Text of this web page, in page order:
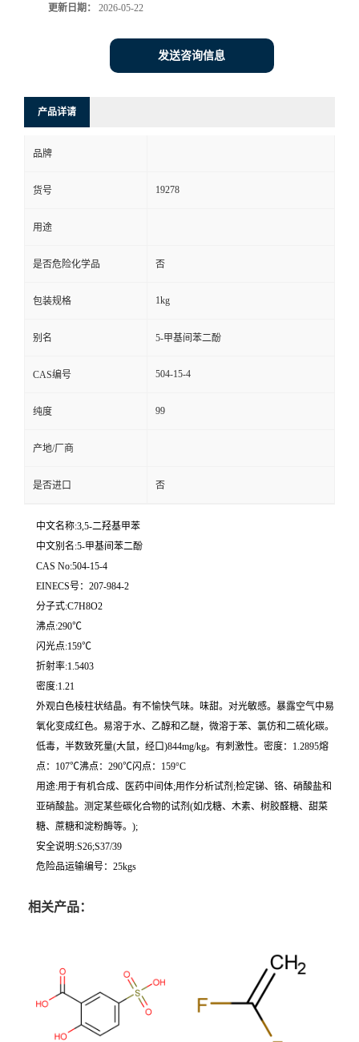
更新日期： 2026-05-22
发送咨询信息
产品详请
品牌
货号 19278
用途
是否危险化学品 否
包装规格 1kg
别名 5-甲基间苯二酚
CAS编号 504-15-4
纯度 99
产地/厂商
是否进口 否
中文名称:3,5-二羟基甲苯
中文别名:5-甲基间苯二酚
CAS No:504-15-4
EINECS号：207-984-2
分子式:C7H8O2
沸点:290℃
闪光点:159℃
折射率:1.5403
密度:1.21
外观白色棱柱状结晶。有不愉快气味。味甜。对光敏感。暴露空气中易
氧化变成红色。易溶于水、乙醇和乙醚，微溶于苯、氯仿和二硫化碳。
低毒，半数致死量(大鼠，经口)844mg/kg。有刺激性。密度：1.2895熔
点：107℃沸点：290℃闪点：159°C
用途:用于有机合成、医药中间体;用作分析试剂;检定锑、铬、硝酸盐和
亚硝酸盐。测定某些碳化合物的试剂(如戊糖、木素、树胶醛糖、甜菜
糖、蔗糖和淀粉酶等。);
安全说明:S26;S37/39
危险品运输编号：25kgs
相关产品：